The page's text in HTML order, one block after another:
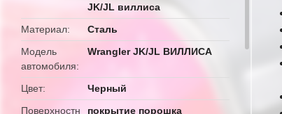
JK/JL виллиса
Материал
Сталь
Модель
автомобиля
Wrangler JK/JL ВИЛЛИСА
Цвет
Черный
Поверхностн
покрытие порошка